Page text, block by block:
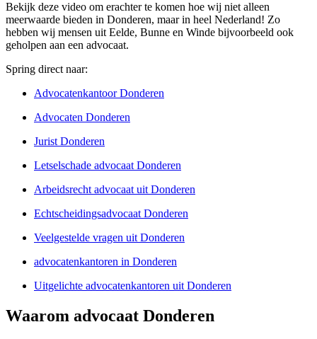
Bekijk deze video om erachter te komen hoe wij niet alleen
meerwaarde bieden in Donderen, maar in heel Nederland! Zo
hebben wij mensen uit Eelde, Bunne en Winde bijvoorbeeld ook
geholpen aan een advocaat.
Spring direct naar:
Advocatenkantoor Donderen
Advocaten Donderen
Jurist Donderen
Letselschade advocaat Donderen
Arbeidsrecht advocaat uit Donderen
Echtscheidingsadvocaat Donderen
Veelgestelde vragen uit Donderen
advocatenkantoren in Donderen
Uitgelichte advocatenkantoren uit Donderen
Waarom advocaat Donderen